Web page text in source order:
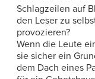
Schlagzeilen auf
den Leser zu
provozieren?
Wenn die Leute
sie sicher ein
dem Dach eines